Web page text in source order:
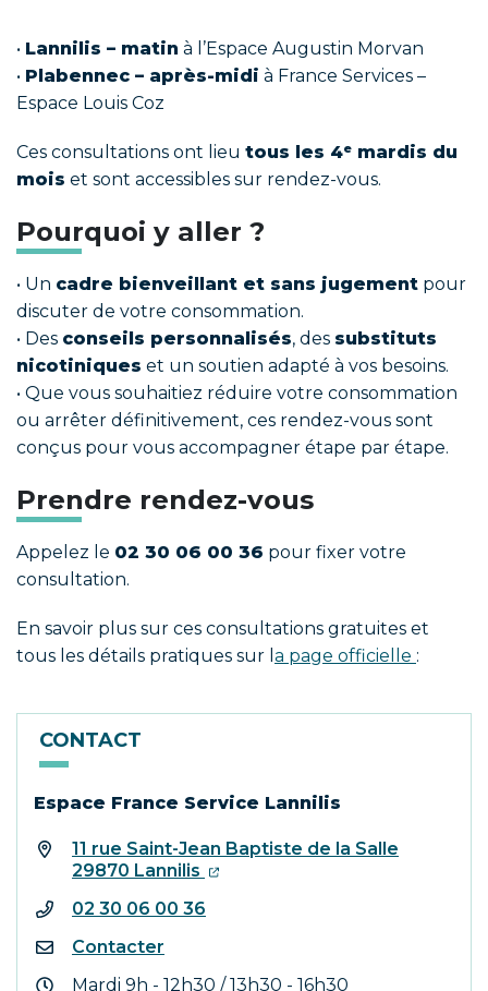
• Lannilis – matin à l’Espace Augustin Morvan
• Plabennec – après-midi à France Services –
Espace Louis Coz
Ces consultations ont lieu tous les 4ᵉ mardis du
mois et sont accessibles sur rendez-vous.
Pourquoi y aller ?
• Un cadre bienveillant et sans jugement pour
discuter de votre consommation.
• Des conseils personnalisés, des substituts
nicotiniques et un soutien adapté à vos besoins.
• Que vous souhaitiez réduire votre consommation
ou arrêter définitivement, ces rendez-vous sont
conçus pour vous accompagner étape par étape.
Prendre rendez-vous
Appelez le 02 30 06 00 36 pour fixer votre
consultation.
En savoir plus sur ces consultations gratuites et
tous les détails pratiques sur l a page officielle :
CONTACT
Espace France Service Lannilis
11 rue Saint-Jean Baptiste de la Salle
29870 Lannilis
02 30 06 00 36
Contacter
Mardi 9h - 12h30 / 13h30 - 16h30